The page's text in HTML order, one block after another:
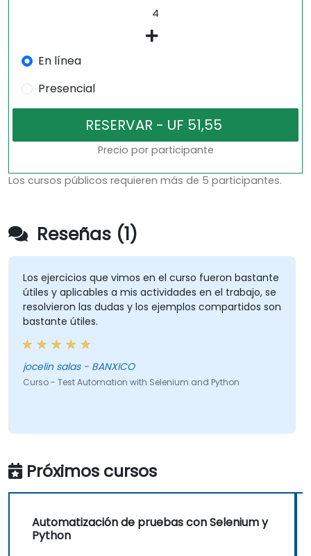
En línea
Presencial
Precio por participante
Los cursos públicos requieren más de 5 participantes.
Reseñas (1)
Los ejercicios que vimos en el curso fueron bastante
útiles y aplicables a mis actividades en el trabajo, se
resolvieron las dudas y los ejemplos compartidos son
bastante útiles.
jocelin salas - BANXICO
Curso - Test Automation with Selenium and Python
Próximos cursos
Automatización de pruebas con Selenium y
Python